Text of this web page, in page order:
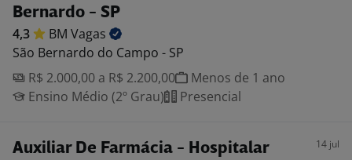
Bernardo - SP
4,3 BM Vagas
São Bernardo do Campo - SP
R$ 2.000,00 a R$ 2.200,00
Menos de 1 ano
Ensino Médio (2º Grau)
Presencial
Auxiliar De Farmácia - Hospitalar 14 jul